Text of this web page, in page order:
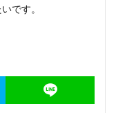
です。